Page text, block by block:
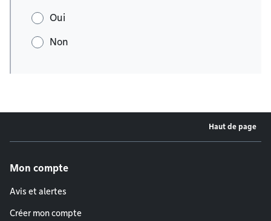
Oui
Non
Haut de page
Mon compte
Avis et alertes
Créer mon compte